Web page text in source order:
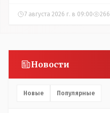
7 августа 2026 г. в 09:00 266
Новости
Новые Популярные